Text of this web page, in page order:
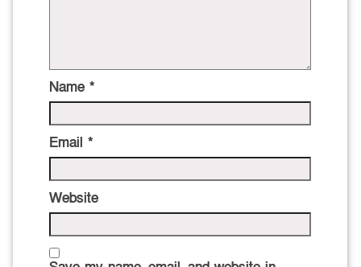
Name *
Email *
Website